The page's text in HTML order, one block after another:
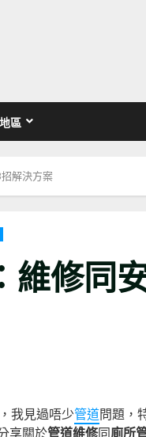
區
解決方案
維修同
我見過唔少管道問題，
享關於管道維修同廁所